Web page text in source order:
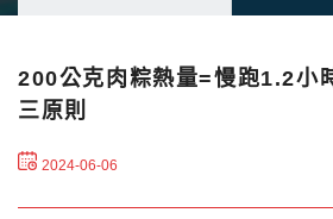
200公克肉粽熱量=慢跑1.2小
三原則
2024-06-06